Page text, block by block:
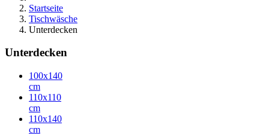
Startseite
Tischwäsche
Unterdecken
Unterdecken
100x140
cm
110x110
cm
110x140
cm